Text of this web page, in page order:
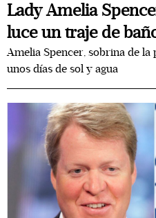
Lady Amelia
luce un traje de
Amelia Spencer, sobrina de
unos días de sol y agua